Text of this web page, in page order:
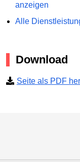
anzeigen
Alle
Download
Seite als PDF